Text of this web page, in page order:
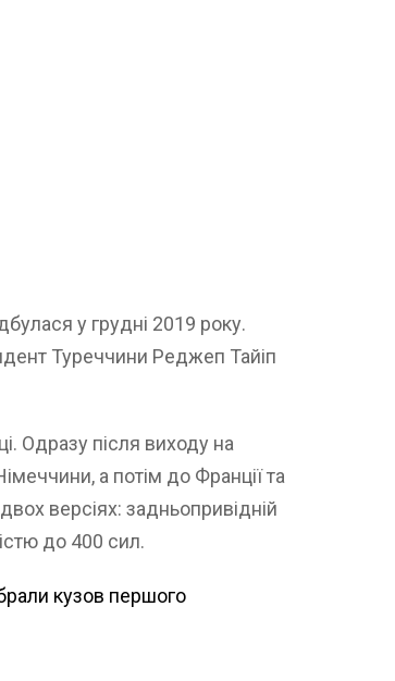
у грудні 2019 року.
Туреччини Реджеп Тайіп
Одразу після виходу на
а потім до Франції та
версіях: задньопривідній
до 400 сил.
кузов першого